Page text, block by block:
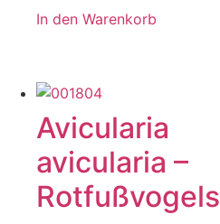
In den Warenkorb
Avicularia
avicularia –